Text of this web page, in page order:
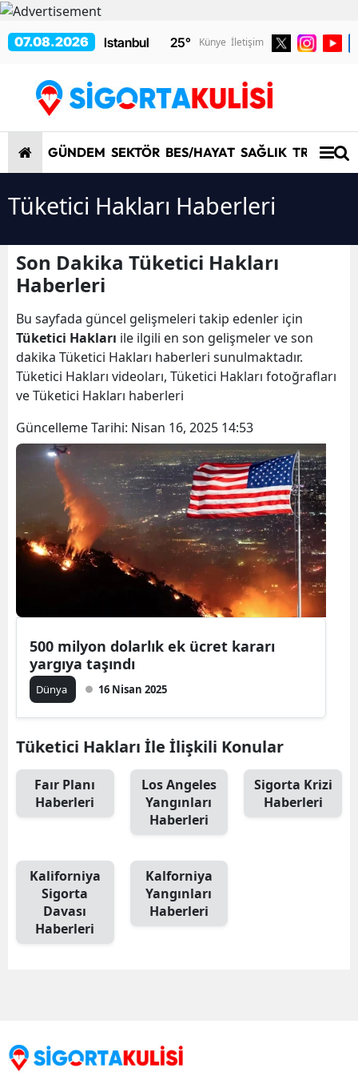
07.08.2026 25° Künye İletişim
GÜNDEM SEKTÖR BES/HAYAT SAĞLIK TRAFİK/
Tüketici Hakları Haberleri
Son Dakika Tüketici Hakları
Haberleri
Bu sayfada güncel gelişmeleri takip edenler için
Tüketici Hakları ile ilgili en son gelişmeler ve son
dakika Tüketici Hakları haberleri sunulmaktadır.
Tüketici Hakları videoları, Tüketici Hakları fotoğrafları
ve Tüketici Hakları haberleri
Güncelleme Tarihi: Nisan 16, 2025 14:53
500 milyon dolarlık ek ücret kararı
yargıya taşındı
Dünya 16 Nisan 2025
Tüketici Hakları İle İlişkili Konular
Faır Planı
Haberleri
Los Angeles
Yangınları
Haberleri
Sigorta Krizi
Haberleri
Kaliforniya
Sigorta
Davası
Haberleri
Kalforniya
Yangınları
Haberleri